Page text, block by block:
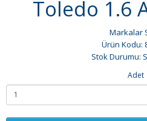
Toledo 1.6
Markalar
Ürün Kodu:
Stok Durumu:
Adet